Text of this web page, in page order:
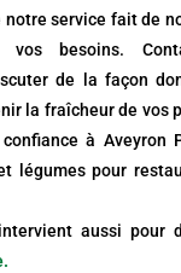
service fait de
besoins.
de la façon
la fraîcheur de vos
à Aveyron
légumes pour
intervient aussi pour